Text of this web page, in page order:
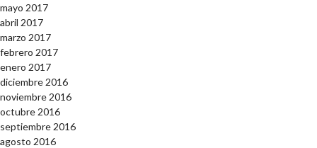
mayo 2017
abril 2017
marzo 2017
febrero 2017
enero 2017
diciembre 2016
noviembre 2016
octubre 2016
septiembre 2016
agosto 2016